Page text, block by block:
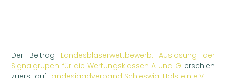
Der Beitrag Landesbläserwettbewerb: Auslosung der
Signalgrupen für die Wertungsklassen A und G erschien